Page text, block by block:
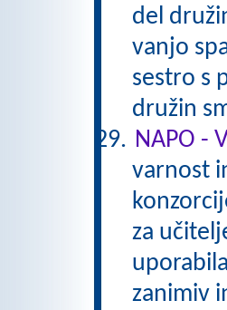
del
vanjo
sestro s
družin
NAPO -
varnost
za
zanimiv